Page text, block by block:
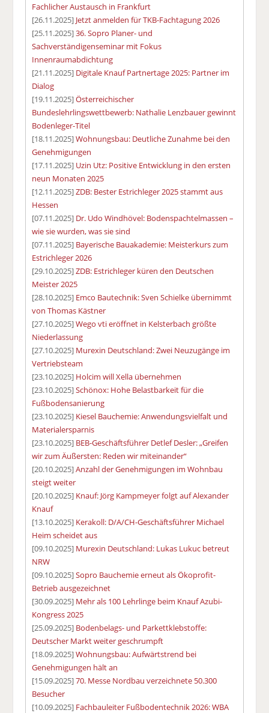
Fachlicher Austausch in Frankfurt
[26.11.2025] Jetzt anmelden für TKB-Fachtagung 2026
[25.11.2025]36. Sopro Planer- und
Sachverständigenseminar mit Fokus
Innenraumabdichtung
[21.11.2025] Digitale Knauf Partnertage 2025: Partner im
Dialog
[19.11.2025]Österreichischer
Bundeslehrlingswettbewerb: Nathalie Lenzbauer gewinnt
Bodenleger-Titel
[18.11.2025]Wohnungsbau: Deutliche Zunahme bei den
Genehmigungen
[17.11.2025] Uzin Utz: Positive Entwicklung in den ersten
neun Monaten 2025
[12.11.2025]ZDB: Bester Estrichleger 2025 stammt aus
Hessen
[07.11.2025] Dr. Udo Windhövel: Bodenspachtelmassen –
wie sie wurden, was sie sind
[07.11.2025] Bayerische Bauakademie: Meisterkurs zum
Estrichleger 2026
[29.10.2025]ZDB: Estrichleger küren den Deutschen
Meister 2025
[28.10.2025] Emco Bautechnik: Sven Schielke übernimmt
von Thomas Kästner
[27.10.2025]Wego vti eröffnet in Kelsterbach größte
Niederlassung
[27.10.2025] Murexin Deutschland: Zwei Neuzugänge im
Vertriebsteam
[23.10.2025] Holcim will Xella übernehmen
[23.10.2025]Schönox: Hohe Belastbarkeit für die
Fußbodensanierung
[23.10.2025] Kiesel Bauchemie: Anwendungsvielfalt und
Materialersparnis
[23.10.2025] BEB-Geschäftsführer Detlef Desler: „Greifen
wir zum Äußersten: Reden wir miteinander“
[20.10.2025]Anzahl der Genehmigungen im Wohnbau
steigt weiter
[20.10.2025] Knauf: Jörg Kampmeyer folgt auf Alexander
Knauf
[13.10.2025] Kerakoll: D/A/CH-Geschäftsführer Michael
Heim scheidet aus
[09.10.2025] Murexin Deutschland: Lukas Lukuc betreut
NRW
[09.10.2025]Sopro Bauchemie erneut als Ökoprofit-
Betrieb ausgezeichnet
[30.09.2025] Mehr als 100 Lehrlinge beim Knauf Azubi-
Kongress 2025
[25.09.2025] Bodenbelags- und Parkettklebstoffe:
Deutscher Markt weiter geschrumpft
[18.09.2025]Wohnungsbau: Aufwärtstrend bei
Genehmigungen hält an
[15.09.2025]70. Messe Nordbau verzeichnete 50.300
Besucher
[10.09.2025] Fachbauleiter Fußbodentechnik 2026: WBA